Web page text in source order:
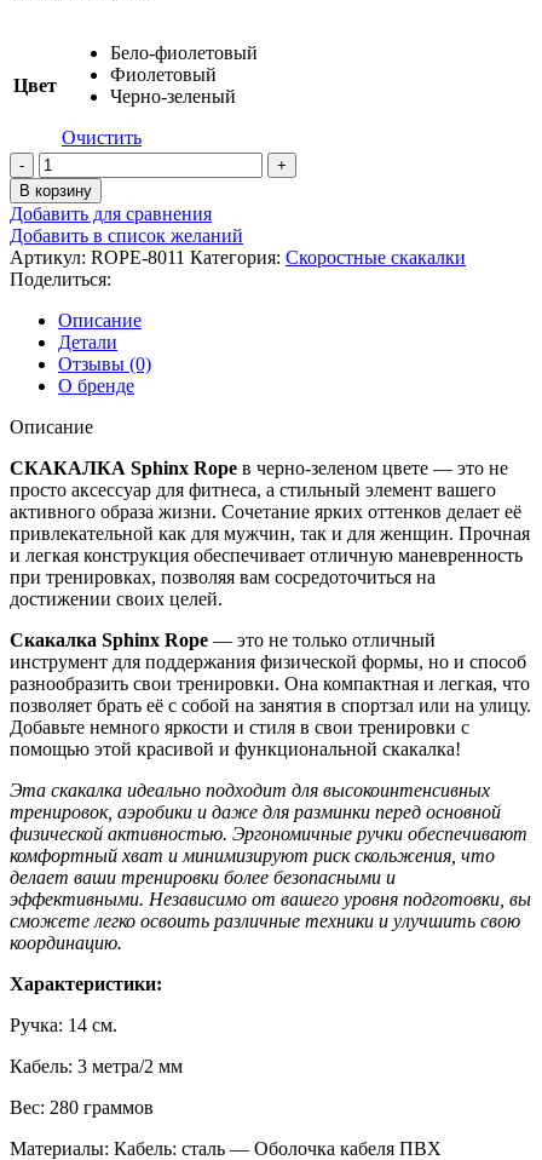
Цвет
Бело-фиолетовый
Фиолетовый
Черно-зеленый
Очистить
Количество
товара
Скакалка
Picsil
Sphinx
Rope
В корзину
Добавить для сравнения
Добавить в список желаний
Артикул: ROPE-8011 Категория: Скоростные скакалки
Поделиться:
Описание
Детали
Отзывы (0)
О бренде
Описание
СКАКАЛКА Sphinx Rope в черно-зеленом цвете — это не
просто аксессуар для фитнеса, а стильный элемент вашего
активного образа жизни. Сочетание ярких оттенков делает её
привлекательной как для мужчин, так и для женщин. Прочная
и легкая конструкция обеспечивает отличную маневренность
при тренировках, позволяя вам сосредоточиться на
достижении своих целей.
Скакалка Sphinx Rope — это не только отличный
инструмент для поддержания физической формы, но и способ
разнообразить свои тренировки. Она компактная и легкая, что
позволяет брать её с собой на занятия в спортзал или на улицу.
Добавьте немного яркости и стиля в свои тренировки с
помощью этой красивой и функциональной скакалка!
Эта скакалка идеально подходит для высокоинтенсивных
тренировок, аэробики и даже для разминки перед основной
физической активностью. Эргономичные ручки обеспечивают
комфортный хват и минимизируют риск скольжения, что
делает ваши тренировки более безопасными и
эффективными. Независимо от вашего уровня подготовки, вы
сможете легко освоить различные техники и улучшить свою
координацию.
Характеристики:
Ручка: 14 см.
Кабель: 3 метра/2 мм
Вес: 280 граммов
Материалы: Кабель: сталь — Оболочка кабеля ПВХ